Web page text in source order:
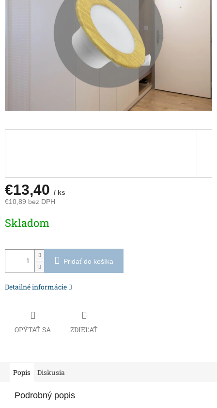
€13,40 / ks
€10,89 bez DPH
cena:
Skladom
Pridať do košíka
Detailné informácie
OPÝTAŤ SA ZDIEĽAŤ
Popis Diskusia
Podrobný popis